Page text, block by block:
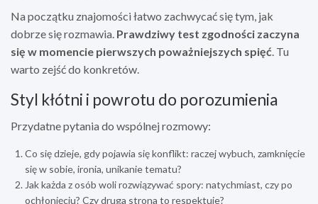
Na początku znajomości łatwo zachwycać się tym, jak
dobrze się rozmawia. Prawdziwy test zgodności zaczyna
się w momencie pierwszych poważniejszych spięć. Tu
warto zejść do konkretów.
Styl kłótni i powrotu do porozumienia
Przydatne pytania do wspólnej rozmowy:
Co się dzieje, gdy pojawia się konflikt: raczej wybuch, zamknięcie
się w sobie, ironia, unikanie tematu?
Jak każda z osób woli rozwiązywać spory: natychmiast, czy po
ochłonięciu? Czy druga strona to respektuje?